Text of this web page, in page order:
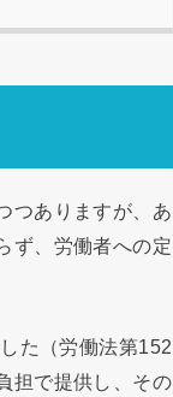
つありますが、あ
ず、労働者への定
た（労働法第152
担で提供し、その